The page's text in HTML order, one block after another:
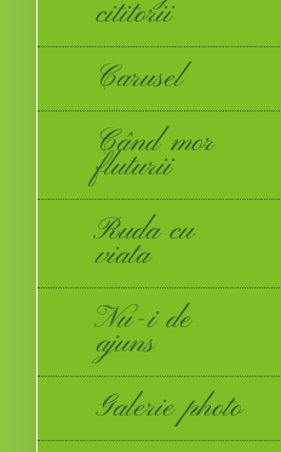
cititorii
Carusel
Când mor
fluturii
Ruda cu
viata
Nu-i de
ajuns
Galerie photo